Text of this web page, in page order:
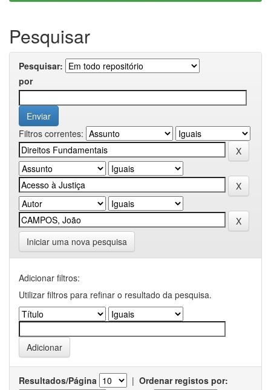
Pesquisar
Pesquisar:
por
Filtros correntes:
Iniciar uma nova pesquisa
Adicionar filtros:
Utilizar filtros para refinar o resultado da pesquisa.
Resultados/Página | Ordenar registos por: